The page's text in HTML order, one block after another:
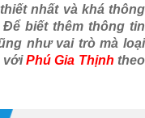
nhất và khá thông
biết thêm thông tin
như vai trò mà loại
vớiPhú Gia Thịnh theo